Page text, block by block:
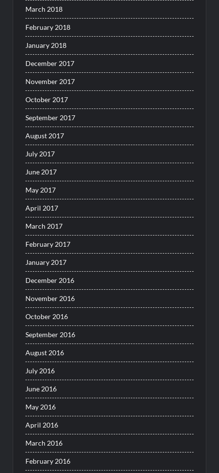
March 2018
February 2018
January 2018
December 2017
November 2017
October 2017
September 2017
August 2017
July 2017
June 2017
May 2017
April 2017
March 2017
February 2017
January 2017
December 2016
November 2016
October 2016
September 2016
August 2016
July 2016
June 2016
May 2016
April 2016
March 2016
February 2016